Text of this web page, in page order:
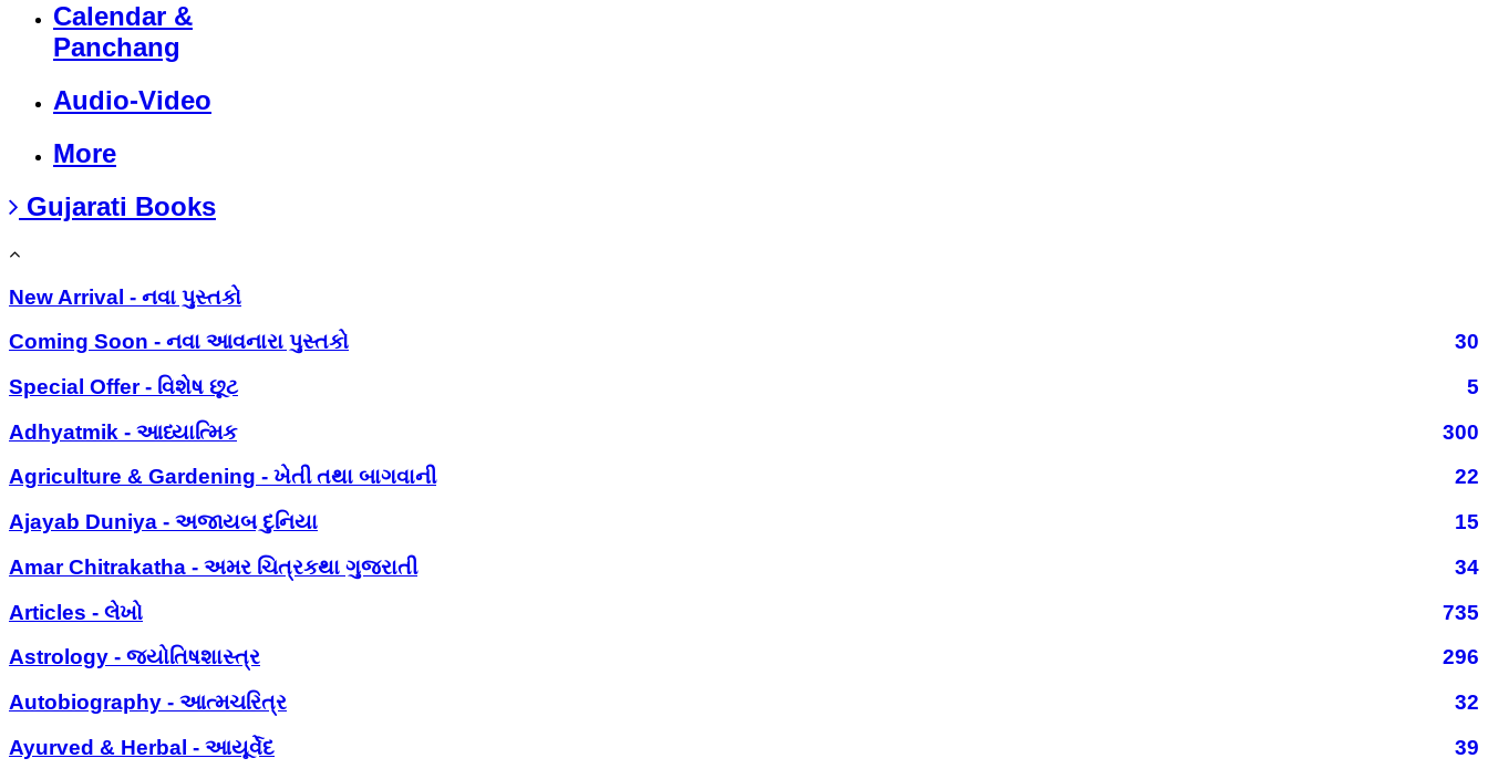
Calendar &
Panchang
Audio-Video
More
Gujarati Books
New Arrival - નવા પુસ્તકો
Coming Soon - નવા આવનારા પુસ્તકો
30
Special Offer - વિશેષ છૂટ
5
Adhyatmik - આધ્યાત્મિક
300
Agriculture & Gardening - ખેતી તથા બાગવાની
22
Ajayab Duniya - અજાયબ દુનિયા
15
Amar Chitrakatha - અમર ચિત્રકથા ગુજરાતી
34
Articles - લેખો
735
Astrology - જ્યોતિષશાસ્ત્ર
296
Autobiography - આત્મચરિત્ર
32
Ayurved & Herbal - આયૂર્વેદ
39